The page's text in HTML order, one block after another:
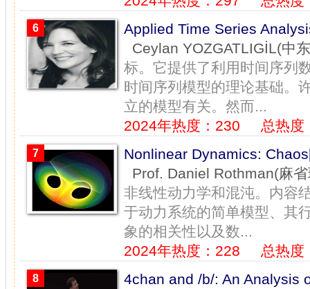
6
Applied Time Series
Ceylan YOZGATLIGİL(中
标。它提供了利用时间序列
时间序列模型的理论基础。
立的模型有关。然而...
2024年热度：230
总热度
7
Nonlinear Dynamics:
Prof. Daniel Rothman(麻
非线性动力学和混沌。内容
于动力系统的简单模型、其
象的相关性以及数...
2024年热度：228
总热度
8
4chan and /b/: An Analysis